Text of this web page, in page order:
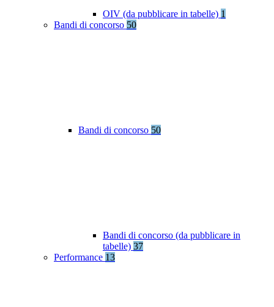
OIV (da pubblicare in tabelle) 1
Bandi di concorso 50
Bandi di concorso 50
Bandi di concorso (da pubblicare in
tabelle) 37
Performance 13